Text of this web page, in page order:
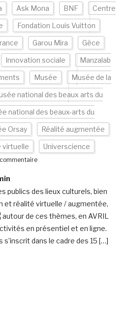
Ask Mona BNF Centre
Fondation Louis Vuitton
Garou Mira Gèce
Innovation sociale Manzalab
Musée Musée de la
national des beaux arts du
national des beaux-arts du
Orsay Réalité augmentée
virtuelle Universcience
publics des lieux culturels, bien
et réalité virtuelle / augmentée,
autour de ces thèmes, en AVRIL
en présentiel et en ligne.
dans le cadre des 15 […]